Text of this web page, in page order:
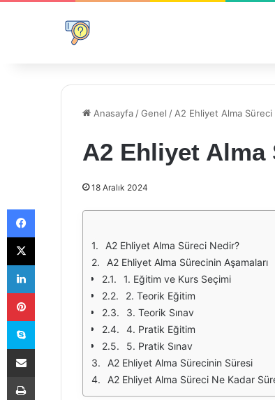
Anasayfa /Genel / A2 Ehliyet Alma
A2 Ehliyet Alma
18 Aralık 2024
A2 Ehliyet Alma Süreci Nedir?
A2 Ehliyet Alma Sürecinin Aşamaları
1. Eğitim ve Kurs Seçimi
2. Teorik Eğitim
3. Teorik Sınav
4. Pratik Eğitim
5. Pratik Sınav
A2 Ehliyet Alma Sürecinin Süresi
A2 Ehliyet Alma Süreci Ne Kadar
Facebook
X
LinkedIn
Pinterest
Skype
E-Posta ile paylaş